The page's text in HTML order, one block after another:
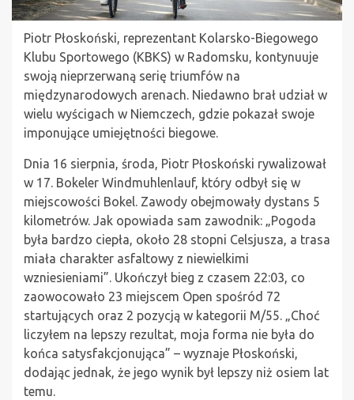
Piotr Płoskoński, reprezentant Kolarsko-Biegowego
Klubu Sportowego (KBKS) w Radomsku, kontynuuje
swoją nieprzerwaną serię triumfów na
międzynarodowych arenach. Niedawno brał udział w
wielu wyścigach w Niemczech, gdzie pokazał swoje
imponujące umiejętności biegowe.
Dnia 16 sierpnia, środa, Piotr Płoskoński rywalizował
w 17. Bokeler Windmuhlenlauf, który odbył się w
miejscowości Bokel. Zawody obejmowały dystans 5
kilometrów. Jak opowiada sam zawodnik: „Pogoda
była bardzo ciepła, około 28 stopni Celsjusza, a trasa
miała charakter asfaltowy z niewielkimi
wzniesieniami”. Ukończył bieg z czasem 22:03, co
zaowocowało 23 miejscem Open spośród 72
startujących oraz 2 pozycją w kategorii M/55. „Choć
liczyłem na lepszy rezultat, moja forma nie była do
końca satysfakcjonująca” – wyznaje Płoskoński,
dodając jednak, że jego wynik był lepszy niż osiem lat
temu.